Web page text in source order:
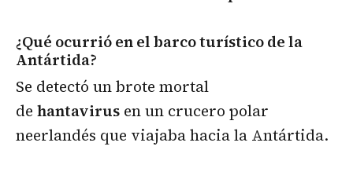
¿Qué ocurrió en el barco turístico de la
Antártida?
Se detectó un brote mortal
de hantavirus en un crucero polar
neerlandés que viajaba hacia la Antártida.